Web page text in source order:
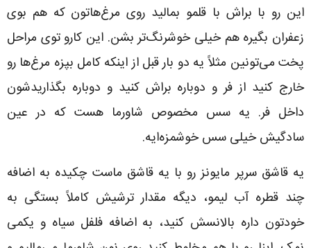
این رو با براش با قلمو بمالید روی مرغ‌هاتون که هم بوی
زعفران بگیره هم خیلی خوشرنگ‌تر بشن. این کارو توی مراحل
پخت می‌تونین مثلاً یه دو بار قبل از اینکه کامل بپزه مرغ‌ها رو
خارج کنید از فر و دوباره براش کنید و دوباره بگذاریدشون
داخل فر. یه سس مخصوص شاورما هست که در عین
سادگیش خیلی سس خوشمزه‌ایه.
یه قاشق سرپر مایونز رو با یه قاشق ماست چکیده به اضافه
چند قطره آب لیمو، دیگه مقدار ترشیش کاملاً بستگی به
خودتون داره بالانسش کنید، به اضافه فلفل سیاه و یکمی